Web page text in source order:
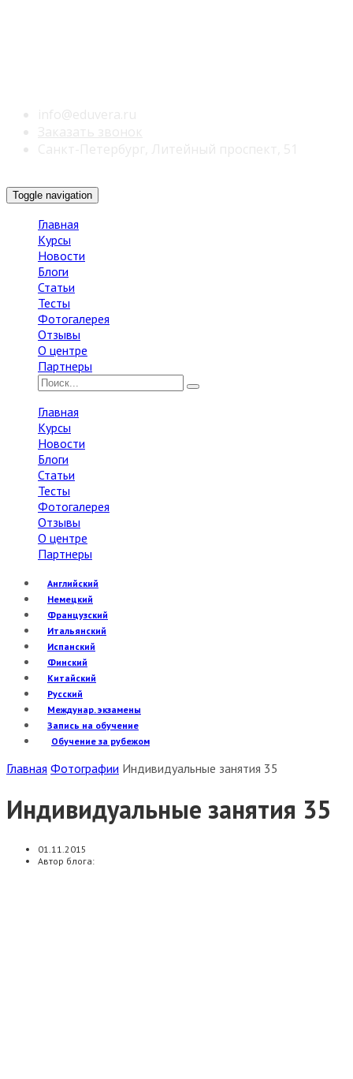
Toggle navigation
Главная
Курсы
Новости
Блоги
Статьи
Тесты
Фотогалерея
Отзывы
О центре
Партнеры
Главная
Курсы
Новости
Блоги
Статьи
Тесты
Фотогалерея
Отзывы
О центре
Партнеры
Английский
Немецкий
Французский
Итальянский
Испанский
Финский
Китайский
Русский
Междунар. экзамены
Запись на обучение
Обучение за рубежом
Главная Фотографии Индивидуальные занятия 35
Индивидуальные занятия 35
01.11.2015
Автор блога: